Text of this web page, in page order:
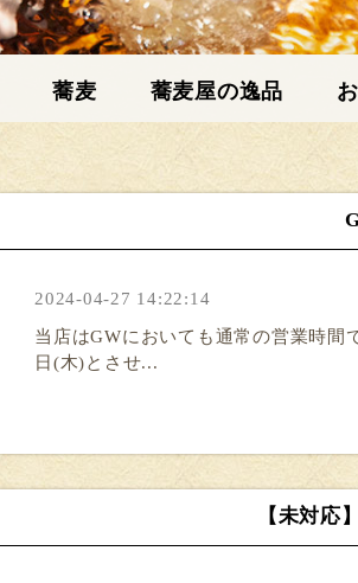
蕎麦 蕎麦屋の逸品
2024-04-27 14:22:14
当店はGWにおいても通常の営業時間
日(木)とさせ...
【未対応